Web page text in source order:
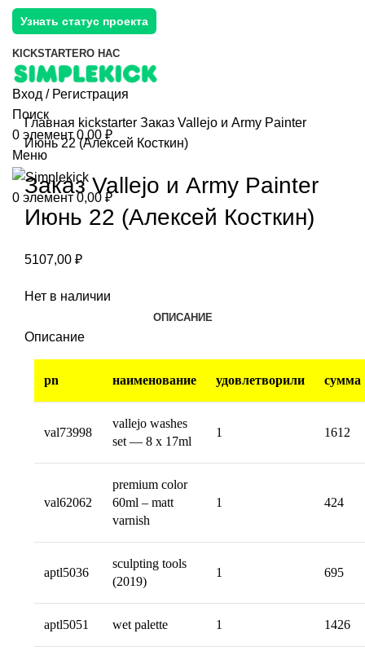
Узнать статус проекта
KICKSTARTERО НАС
Вход / Регистрация
Поиск
0 элемент 0,00 ₽
Меню
0 элемент 0,00 ₽
Главная kickstarter Заказ Vallejo и Army Painter
Июнь 22 (Алексей Косткин)
Заказ Vallejo и Army Painter
Июнь 22 (Алексей Косткин)
5107,00 ₽
Нет в наличии
ОПИСАНИЕ
Описание
pn наименование удовлетворили сумма
val73998
vallejo washes
set — 8 x 17ml
1 1612
val62062
premium color
60ml – matt
varnish
1 424
aptl5036
sculpting tools
(2019)
1 695
aptl5051 wet palette 1 1426